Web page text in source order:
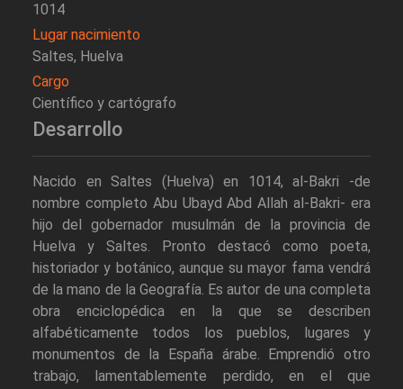
1014
Lugar nacimiento
Saltes, Huelva
Cargo
Científico y cartógrafo
Desarrollo
Nacido en Saltes (Huelva) en 1014, al-Bakri -de
nombre completo Abu Ubayd Abd Allah al-Bakri- era
hijo del gobernador musulmán de la provincia de
Huelva y Saltes. Pronto destacó como poeta,
historiador y botánico, aunque su mayor fama vendrá
de la mano de la Geografía. Es autor de una completa
obra enciclopédica en la que se describen
alfabéticamente todos los pueblos, lugares y
monumentos de la España árabe. Emprendió otro
trabajo, lamentablemente perdido, en el que